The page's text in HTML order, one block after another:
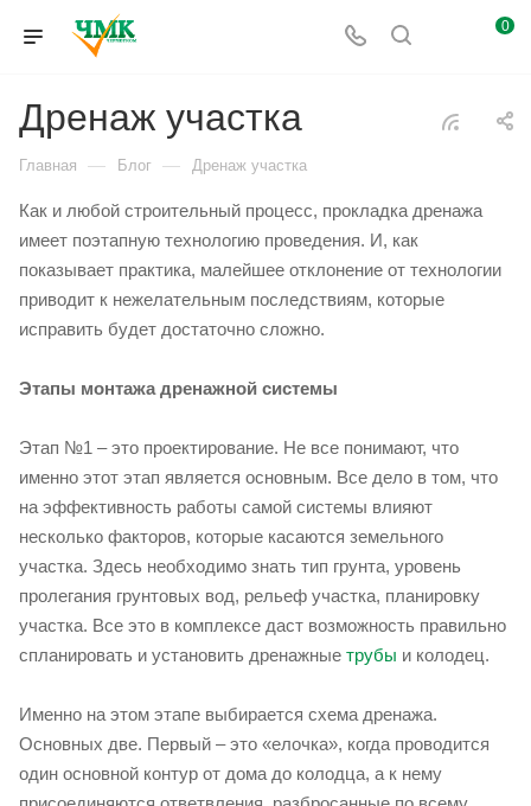
0
Дренаж участка
Главная — Блог — Дренаж участка
Как и любой строительный процесс, прокладка дренажа
имеет поэтапную технологию проведения. И, как
показывает практика, малейшее отклонение от технологии
приводит к нежелательным последствиям, которые
исправить будет достаточно сложно.
Этапы монтажа дренажной системы
Этап №1 – это проектирование. Не все понимают, что
именно этот этап является основным. Все дело в том, что
на эффективность работы самой системы влияют
несколько факторов, которые касаются земельного
участка. Здесь необходимо знать тип грунта, уровень
пролегания грунтовых вод, рельеф участка, планировку
участка. Все это в комплексе даст возможность правильно
спланировать и установить дренажные трубы и колодец.
Именно на этом этапе выбирается схема дренажа.
Основных две. Первый – это «елочка», когда проводится
один основной контур от дома до колодца, а к нему